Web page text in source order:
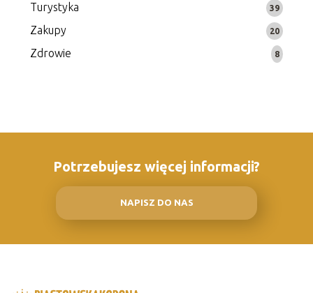
Turystyka 39
Zakupy 20
Zdrowie 8
Potrzebujesz więcej informacji?
NAPISZ DO NAS